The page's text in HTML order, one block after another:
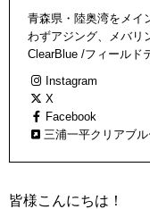
青森県・陸奥湾をメイ
わずアジング、メバ
ClearBlue /フィールド
Instagram
X
Facebook
三浦一平クリアブ
皆様こんにちは！